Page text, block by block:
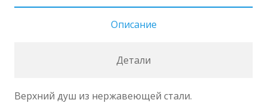
Описание
Детали
Верхний душ из нержавеющей стали.